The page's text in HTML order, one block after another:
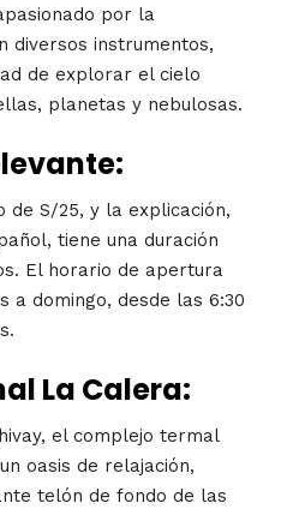
por la
diversos instrumentos,
de explorar el cielo
planetas y nebulosas.
de S/25, y la explicación,
tiene una duración
El horario de apertura
a domingo, desde las 6:30
La Calera:
el complejo termal
oasis de relajación,
telón de fondo de las